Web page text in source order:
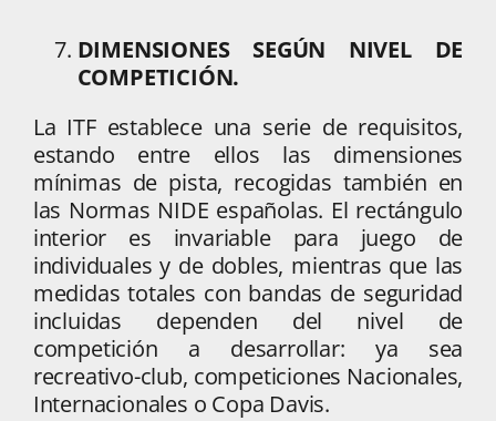
DIMENSIONES SEGÚN NIVEL DE
COMPETICIÓN.
La ITF establece una serie de requisitos,
estando entre ellos las dimensiones
mínimas de pista, recogidas también en
las Normas NIDE españolas. El rectángulo
interior es invariable para juego de
individuales y de dobles, mientras que las
medidas totales con bandas de seguridad
incluidas dependen del nivel de
competición a desarrollar: ya sea
recreativo-club, competiciones Nacionales,
Internacionales o Copa Davis.